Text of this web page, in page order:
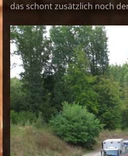
das schont zusätzlich noch